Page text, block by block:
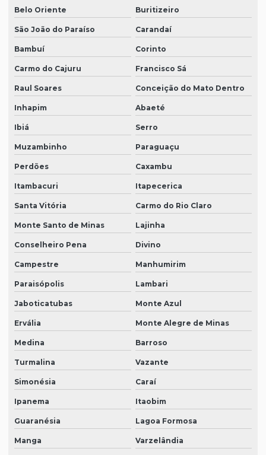
Belo Oriente Buritizeiro
São João do Paraíso Carandaí
Bambuí Corinto
Carmo do Cajuru Francisco Sá
Raul Soares Conceição do Mato Dentro
Inhapim Abaeté
Ibiá Serro
Muzambinho Paraguaçu
Perdões Caxambu
Itambacuri Itapecerica
Santa Vitória Carmo do Rio Claro
Monte Santo de Minas Lajinha
Conselheiro Pena Divino
Campestre Manhumirim
Paraisópolis Lambari
Jaboticatubas Monte Azul
Ervália Monte Alegre de Minas
Medina Barroso
Turmalina Vazante
Simonésia Caraí
Ipanema Itaobim
Guaranésia Lagoa Formosa
Manga Varzelândia